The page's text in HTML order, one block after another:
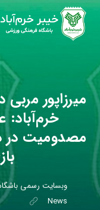
میرزاپور مربی
خرم‌آباد:
مصدومیت در
وبسایت رسمی
News